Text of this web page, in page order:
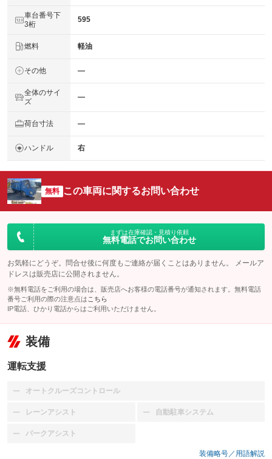
車台番号下
3桁
595
燃料 軽油
その他 ―
全体のサイ
ズ
―
荷台寸法 ―
ハンドル 右
無料 この車両に関するお問い合わせ
まずは在庫確認・見積り依頼
無料電話でお問い合わせ
お気軽にどうぞ。問合せ後に何度もご連絡が届くことはありません。 メールア
ドレスは販売店に公開されません。
※無料電話をご利用の場合は、販売店へお客様の電話番号が通知されます。無料電話
番号ご利用の際の注意点は こちら
IP電話、ひかり電話からはご利用いただけません。
装備
運転支援
オートクルーズコントロール
：装備なし
レーンアシスト
：装備なし 自動駐車システム
：装備なし
パークアシスト
：装備なし
装備略号／用語解説